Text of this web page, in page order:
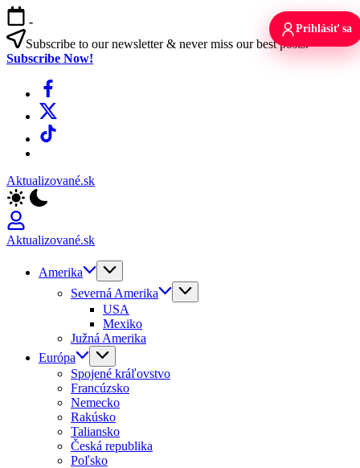
Skip
to
content
-
Subscribe to our newsletter & never miss our best posts.
Subscribe Now!
Facebook
X
TikTok
Aktualizované.sk
Aktualizované.sk
Amerika
Severná Amerika
USA
Mexiko
Južná Amerika
Európa
Spojené kráľovstvo
Francúzsko
Nemecko
Rakúsko
Taliansko
Česká republika
Poľsko
Prihlásiť sa